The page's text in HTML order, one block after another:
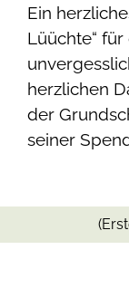
Ein
Lüüchte“
herzlichen
der
seiner